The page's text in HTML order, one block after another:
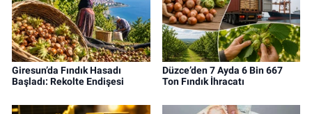
Giresun’da Fındık Hasadı
Başladı: Rekolte Endişesi
Düzce’den 7 Ayda 6 Bin 667
Ton Fındık İhracatı